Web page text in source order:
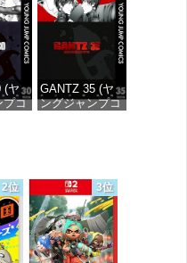
¥100 価格：¥100
(ヤ
プコ
GANTZ 35 (ヤ
ングジャンプコ
2位 3位